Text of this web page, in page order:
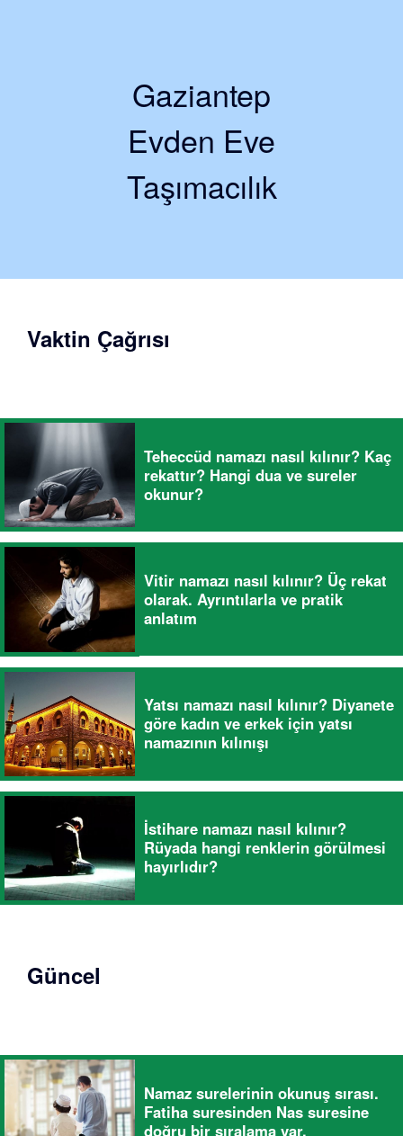
Gaziantep
Evden Eve
Taşımacılık
Vaktin Çağrısı
Teheccüd namazı nasıl kılınır? Kaç
rekattır? Hangi dua ve sureler
okunur?
Vitir namazı nasıl kılınır? Üç rekat
olarak. Ayrıntılarla ve pratik
anlatım
Yatsı namazı nasıl kılınır? Diyanete
göre kadın ve erkek için yatsı
namazının kılınışı
İstihare namazı nasıl kılınır?
Rüyada hangi renklerin görülmesi
hayırlıdır?
Güncel
Namaz surelerinin okunuş sırası.
Fatiha suresinden Nas suresine
doğru bir sıralama var.